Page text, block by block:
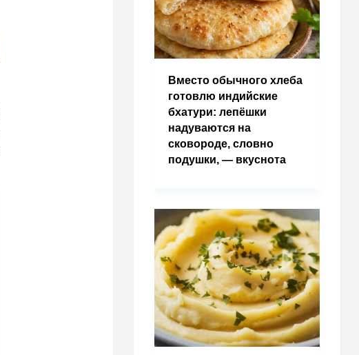
Вместо обычного хлеба
готовлю индийские
бхатури: лепёшки
надуваются на
сковороде, словно
подушки, — вкуснота